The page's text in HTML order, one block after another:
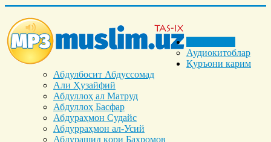
Аудиокитоблар
Қуръони карим
Абдулбосит Абдуссомад
Али Ҳузайфий
Абдуллоҳ ал Матруд
Абдуллоҳ Басфар
Абдураҳмон Судайс
Абдурраҳмон ал-Усий
Абдурашид қори Баҳромов